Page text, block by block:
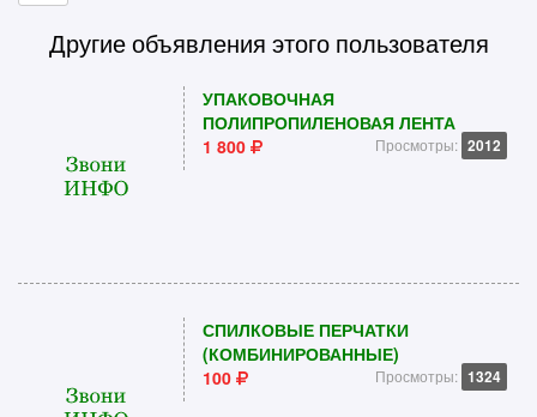
Другие объявления этого пользователя
УПАКОВОЧНАЯ
ПОЛИПРОПИЛЕНОВАЯ ЛЕНТА
1 800
Просмотры: 2012
СПИЛКОВЫЕ ПЕРЧАТКИ
(КОМБИНИРОВАННЫЕ)
100
Просмотры: 1324